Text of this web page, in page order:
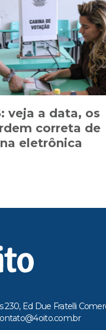
veja a data, os
correta de
eletrônica
230, Ed Due Fratelli